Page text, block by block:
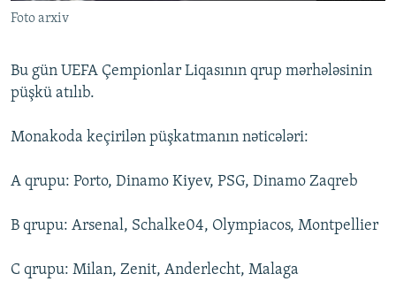
İZ - MƏDƏNIYYƏT PROQRAMI
MATERIALLARIMIZDAN ISTIFADƏ
BIZIMLƏ ƏLAQƏ
Foto arxiv
Bu gün UEFA Çempionlar Liqasının qrup mərhələsinin
püşkü atılıb.
Monakoda keçirilən püşkatmanın nəticələri:
A qrupu: Porto, Dinamo Kiyev, PSG, Dinamo Zaqreb
B qrupu: Arsenal, Schalke04, Olympiacos, Montpellier
C qrupu: Milan, Zenit, Anderlecht, Malaga